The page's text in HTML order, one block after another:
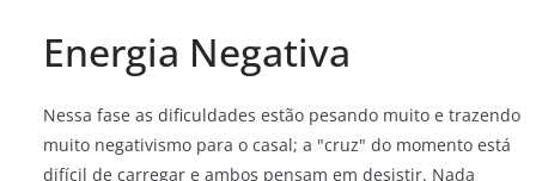
Energia Negativa
Nessa fase as dificuldades estão pesando muito e trazendo
muito negativismo para o casal; a "cruz" do momento está
difícil de carregar e ambos pensam em desistir. Nada